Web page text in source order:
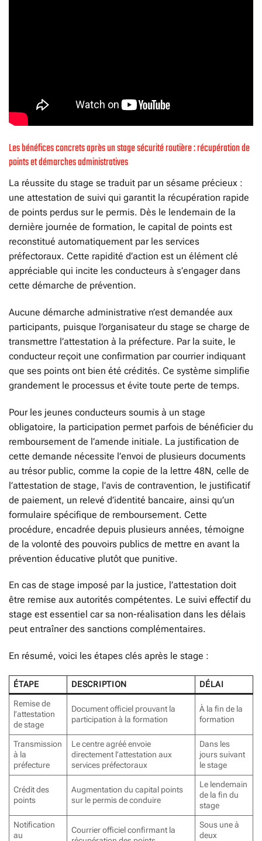
Les bénéfices concrets après un stage sécurité routière : récupération de
points et démarches administratives
La réussite du stage se traduit par un sésame précieux :
une attestation de suivi qui garantit la récupération rapide
de points perdus sur le permis. Dès le lendemain de la
dernière journée de formation, le capital de points est
reconstitué automatiquement par les services
préfectoraux. Cette rapidité d’action est un élément clé
appréciable qui incite les conducteurs à s’engager dans
cette démarche de prévention.
Aucune démarche administrative n’est demandée aux
participants, puisque l’organisateur du stage se charge de
transmettre l’attestation à la préfecture. Par la suite, le
conducteur reçoit une confirmation par courrier indiquant
que ses points ont bien été crédités. Ce système simplifie
grandement le processus et évite toute perte de temps.
Pour les jeunes conducteurs soumis à un stage
obligatoire, la participation permet parfois de bénéficier du
remboursement de l’amende initiale. La justification de
cette demande nécessite l’envoi de plusieurs documents
au trésor public, comme la copie de la lettre 48N, celle de
l’attestation de stage, l’avis de contravention, le justificatif
de paiement, un relevé d’identité bancaire, ainsi qu’un
formulaire spécifique de remboursement. Cette
procédure, encadrée depuis plusieurs années, témoigne
de la volonté des pouvoirs publics de mettre en avant la
prévention éducative plutôt que punitive.
En cas de stage imposé par la justice, l’attestation doit
être remise aux autorités compétentes. Le suivi effectif du
stage est essentiel car sa non-réalisation dans les délais
peut entraîner des sanctions complémentaires.
En résumé, voici les étapes clés après le stage :
ÉTAPE DESCRIPTION
DÉLAI
Remise de
l’attestation
de stage
Document officiel prouvant la
participation à la formation
À la fin de la
formation
Transmission
à la
préfecture
Le centre agréé envoie
directement l’attestation aux
services préfectoraux
Dans les
jours suivant
le stage
Crédit des
points
Augmentation du capital points
sur le permis de conduire
Le lendemain
de la fin du
stage
Notification
au
Courrier officiel confirmant la
Sous une à
deux